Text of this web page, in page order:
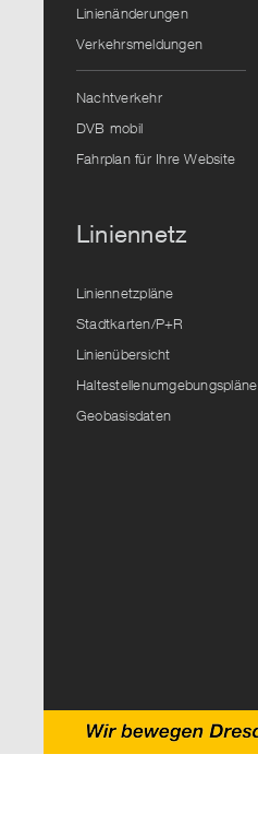
Linienänderungen
Verkehrsmeldungen
Nachtverkehr
DVB mobil
Fahrplan für Ihre Website
Liniennetz
Liniennetzpläne
Stadtkarten/P+R
Linienübersicht
Haltestellenumgebungspläne
Geobasisdaten